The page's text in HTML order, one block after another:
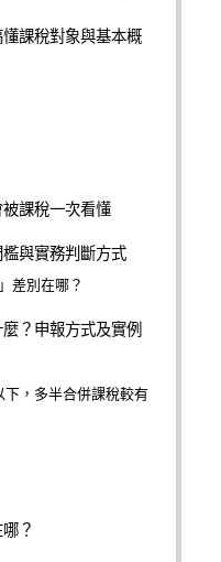
課稅對象與基本概
課稅一次看懂
與實務判斷方式
差別在哪？
？申報方式及實例
下，多半合併課稅較有
哪？